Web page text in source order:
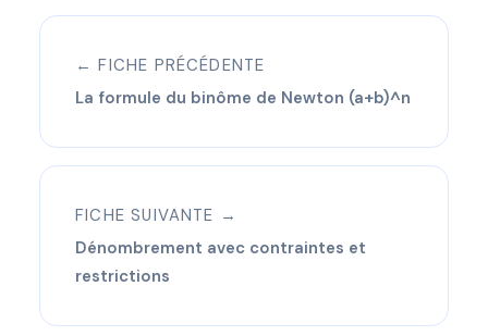
← FICHE PRÉCÉDENTE
La formule du binôme de Newton (a+b)^n
FICHE SUIVANTE →
Dénombrement avec contraintes et
restrictions